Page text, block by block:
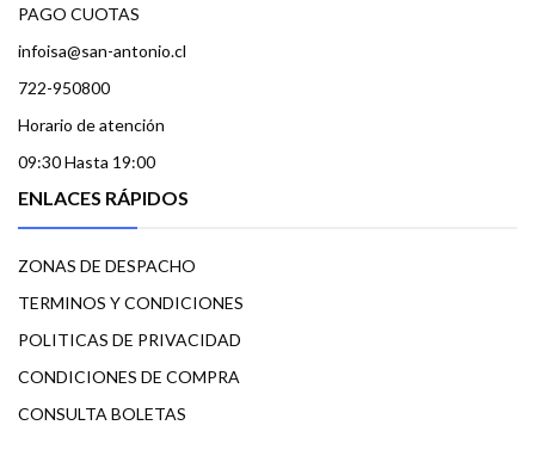
PAGO CUOTAS
infoisa@san-antonio.cl
722-950800
Horario de atención
09:30 Hasta 19:00
ENLACES RÁPIDOS
ZONAS DE DESPACHO
TERMINOS Y CONDICIONES
POLITICAS DE PRIVACIDAD
CONDICIONES DE COMPRA
CONSULTA BOLETAS